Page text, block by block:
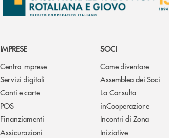
IMPRESE
Centro Imprese
Servizi digitali
Conti e carte
POS
Finanziamenti
Assicurazioni
SOCI
Come diventare
Assemblea dei Soci
La Consulta
inCooperazione
Incontri di Zona
Iniziative